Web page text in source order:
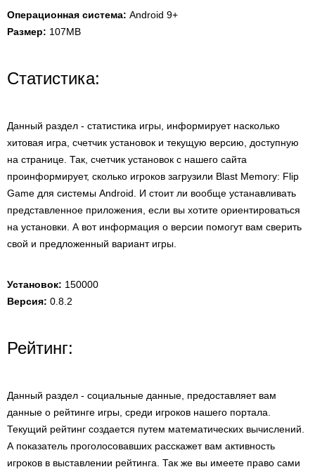
Операционная система: Android 9+
Размер: 107MB
Статистика:
Данный раздел - статистика игры, информирует насколько
хитовая игра, счетчик установок и текущую версию, доступную
на странице. Так, счетчик установок с нашего сайта
проинформирует, сколько игроков загрузили Blast Memory: Flip
Game для системы Android. И стоит ли вообще устанавливать
представленное приложения, если вы хотите ориентироваться
на установки. А вот информация о версии помогут вам сверить
свой и предложенный вариант игры.
Установок: 150000
Версия: 0.8.2
Рейтинг:
Данный раздел - социальные данные, предоставляет вам
данные о рейтинге игры, среди игроков нашего портала.
Текущий рейтинг создается путем математических вычислений.
А показатель проголосовавших расскажет вам активность
игроков в выставлении рейтинга. Так же вы имеете право сами